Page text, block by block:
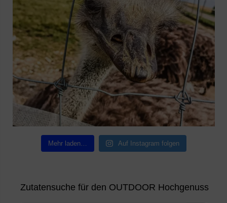
Mehr laden… Auf Instagram folgen
Zutatensuche für den OUTDOOR Hochgenuss